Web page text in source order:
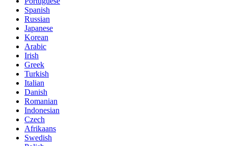
Spanish
Russian
Japanese
Korean
Arabic
Irish
Greek
Turkish
Italian
Danish
Romanian
Indonesian
Czech
Afrikaans
Swedish